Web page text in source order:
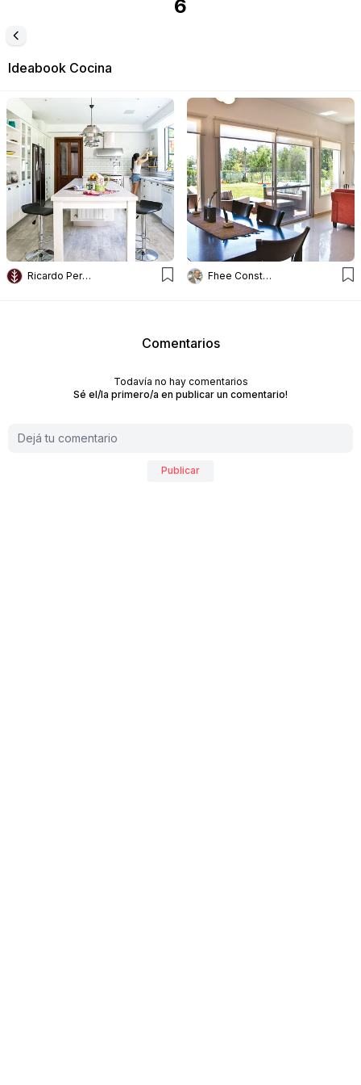
6
Ideabook Cocina
Ricardo Pereyra Iraola Fhee Construcciones
Comentarios
Todavía no hay comentarios
Sé el/la primero/a en publicar un comentario!
Publicar